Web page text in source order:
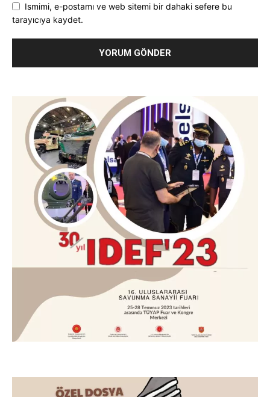
Ismimi, e-postamı ve web sitemi bir dahaki sefere bu
tarayıcıya kaydet.